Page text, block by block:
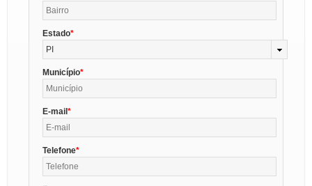
Estado
PI
Município
E-mail
Telefone